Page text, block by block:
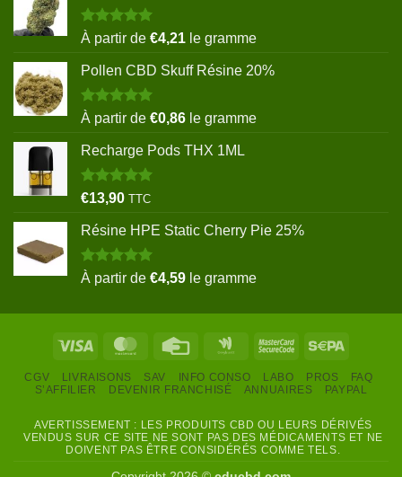
Note5.00
sur 5
À partir de €4,21 le gramme
Pollen CBD Skuff Résine 20%
Note5.00
sur 5
À partir de €0,86 le gramme
Recharge Pods THX 1ML
Note5.00
€13,90 TTC
Résine HPE Static Cherry Pie 25%
Note5.00
sur 5
À partir de €4,59 le gramme
Visa MasterCardCredit
Google
MasterCard
CGV LIVRAISONS SAV INFO CONSO LABO PROS
FAQ
S’AFFILIER
DEVENIR FRANCHISÉ ANNUAIRES PAYPAL
AVERTISSEMENT : LES PRODUITS CBD OU LEURS DÉRIVÉS
VENDUS SUR CE SITE NE SONT PAS DES MÉDICAMENTS ET NE
DOIVENT PAS ÊTRE CONSIDÉRÉS COMME TELS.